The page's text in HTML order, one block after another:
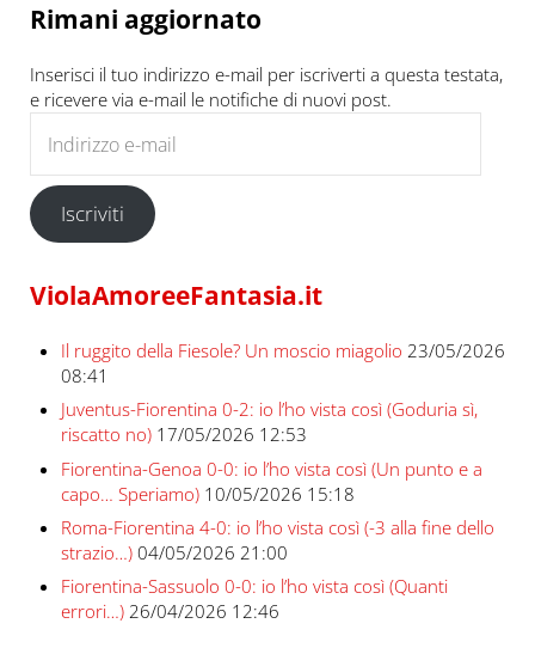
Rimani aggiornato
Inserisci il tuo indirizzo e-mail per iscriverti a questa testata,
e ricevere via e-mail le notifiche di nuovi post.
Iscriviti
ViolaAmoreeFantasia.it
Il ruggito della Fiesole? Un moscio miagolio 23/05/2026
08:41
Juventus-Fiorentina 0-2: io l’ho vista così (Goduria sì,
riscatto no) 17/05/2026 12:53
Fiorentina-Genoa 0-0: io l’ho vista così (Un punto e a
capo… Speriamo) 10/05/2026 15:18
Roma-Fiorentina 4-0: io l’ho vista così (-3 alla fine dello
strazio…) 04/05/2026 21:00
Fiorentina-Sassuolo 0-0: io l’ho vista così (Quanti
errori…) 26/04/2026 12:46